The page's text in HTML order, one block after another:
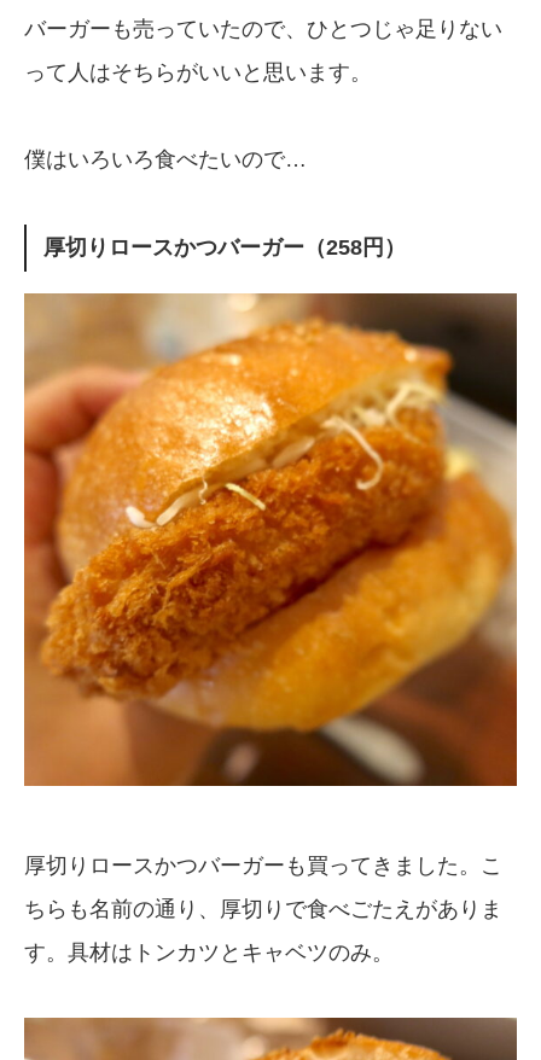
バーガーも売っていたので、ひとつじゃ足りない
って人はそちらがいいと思います。
僕はいろいろ食べたいので…
厚切りロースかつバーガー（258円）
厚切りロースかつバーガーも買ってきました。こ
ちらも名前の通り、厚切りで食べごたえがありま
す。具材はトンカツとキャベツのみ。